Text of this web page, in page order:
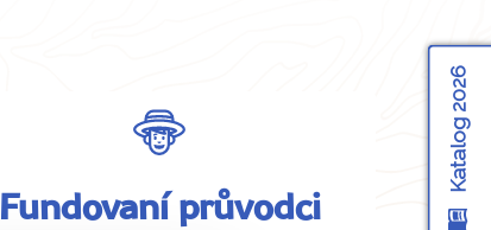
Fundovaní průvodci
Katalog 2026